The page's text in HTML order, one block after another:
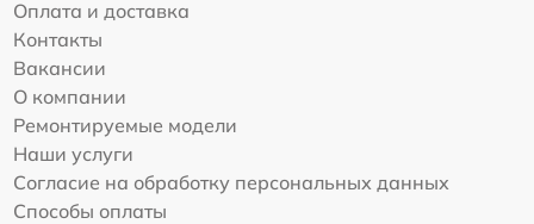
Оплата и доставка
Контакты
Вакансии
О компании
Ремонтируемые модели
Наши услуги
Согласие на обработку персональных данных
Способы оплаты